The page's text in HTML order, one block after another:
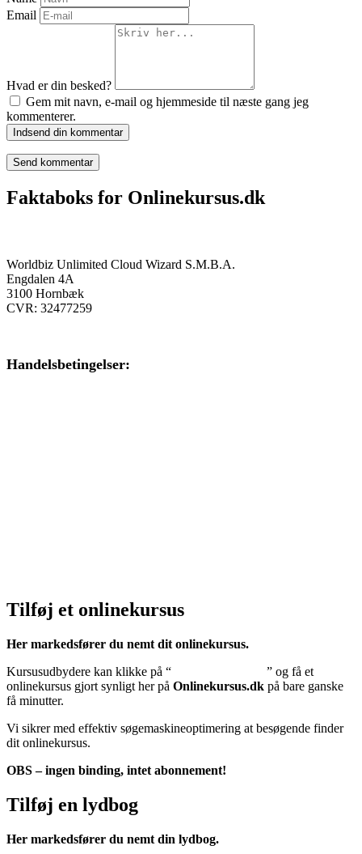
Email
Hvad er din besked?
Gem mit navn, e-mail og hjemmeside til næste gang jeg
kommenterer.
Indsend din kommentar
Faktaboks for Onlinekursus.dk
Worldbiz Unlimited Cloud Wizard S.M.B.A.
Engdalen 4A
3100 Hornbæk
CVR: 32477259
Handelsbetingelser:
Tilføj et onlinekursus
Her markedsfører du nemt dit onlinekursus.
Kursusudbydere kan klikke på “
” og få et
onlinekursus gjort synligt her på Onlinekursus.dk på bare ganske
få minutter.
Vi sikrer med effektiv søgemaskineoptimering at besøgende finder
dit onlinekursus.
OBS – ingen binding, intet abonnement!
Tilføj en lydbog
Her markedsfører du nemt din lydbog.